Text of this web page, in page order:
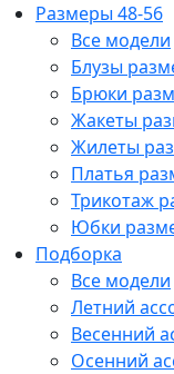
Размеры 48-56
Все модели
Блузы
Брюки
Жакеты
Жилеты
Платья
Трикотаж
Юбки
Подборка
Все модели
Летний
Весенний
Осенний